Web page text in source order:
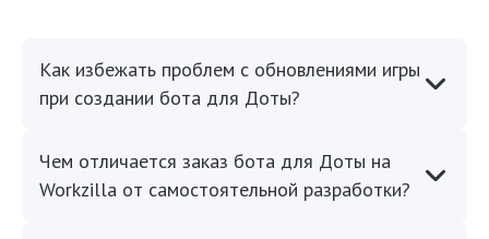
Как избежать проблем с обновлениями игры
при создании бота для Доты?
Чем отличается заказ бота для Доты на
Workzilla от самостоятельной разработки?